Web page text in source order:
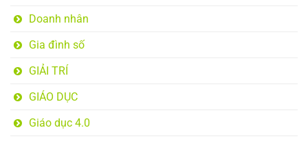
Doanh nhân
Gia đình số
GIẢI TRÍ
GIÁO DỤC
Giáo dục 4.0